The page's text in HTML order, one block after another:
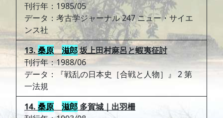
刊行年：1985/05
データ：考古学ジャーナル 247 ニュー・サイエ
ンス社
13.桑原 滋郎坂上田村麻呂と蝦夷征討
刊行年：1988/06
データ：『戦乱の日本史［合戦と人物］』 2 第
一法規
14. 桑原 滋郎 多賀城｜出羽柵